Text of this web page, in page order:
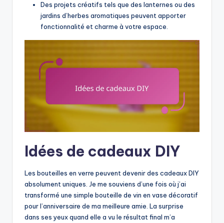
Des projets créatifs tels que des lanternes ou des
jardins d’herbes aromatiques peuvent apporter
fonctionnalité et charme à votre espace.
Idées de cadeaux DIY
Les bouteilles en verre peuvent devenir des cadeaux DIY
absolument uniques. Je me souviens d’une fois où j’ai
transformé une simple bouteille de vin en vase décoratif
pour l’anniversaire de ma meilleure amie. La surprise
dans ses yeux quand elle a vu le résultat final m’a